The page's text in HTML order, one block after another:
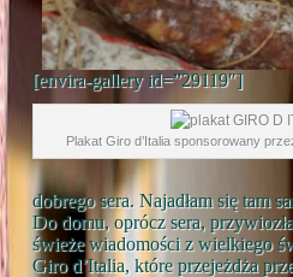
[envira-gallery id=”29119″]
Plakat Giro d’Italia sponsorowany
dobrego sera. Najadłam się tam
Do domu, oprócz sera,
świeże wiadomości z wielkiego
Giro d’Italia, które przejeżdża